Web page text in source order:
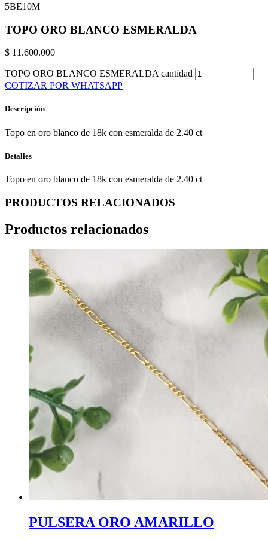
5BE10M
TOPO ORO BLANCO ESMERALDA
$ 11.600.000
TOPO ORO BLANCO ESMERALDA cantidad
COTIZAR POR WHATSAPP
Descripción
Topo en oro blanco de 18k con esmeralda de 2.40 ct
Detalles
Topo en oro blanco de 18k con esmeralda de 2.40 ct
PRODUCTOS RELACIONADOS
Productos relacionados
PULSERA ORO AMARILLO